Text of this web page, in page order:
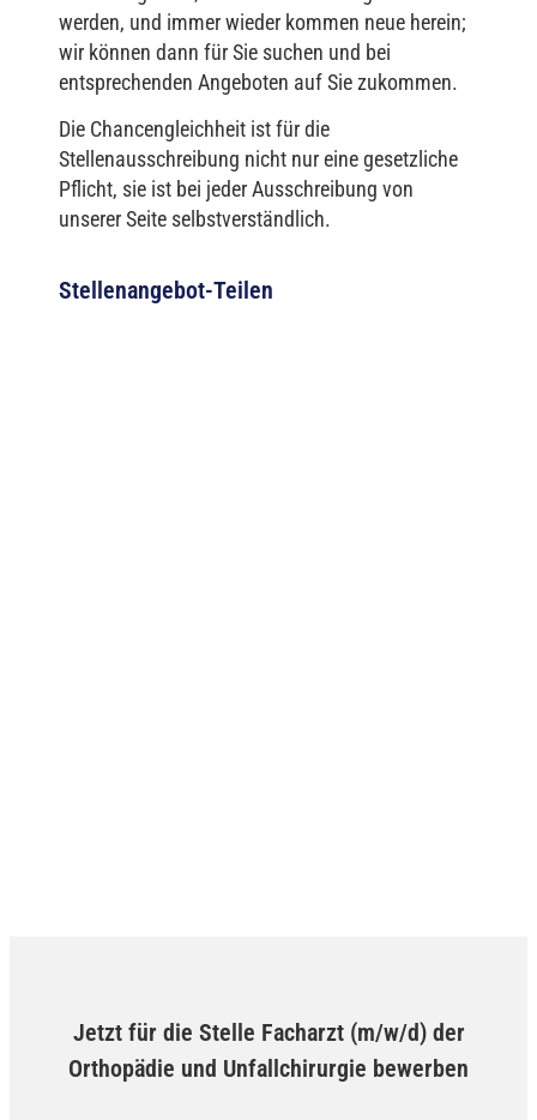
werden, und immer wieder kommen neue herein;
wir können dann für Sie suchen und bei
entsprechenden Angeboten auf Sie zukommen.
Die Chancengleichheit ist für die
Stellenausschreibung nicht nur eine gesetzliche
Pflicht, sie ist bei jeder Ausschreibung von
unserer Seite selbstverständlich.
Stellenangebot-Teilen
Jetzt für die Stelle Facharzt (m/w/d) der
Orthopädie und Unfallchirurgie bewerben